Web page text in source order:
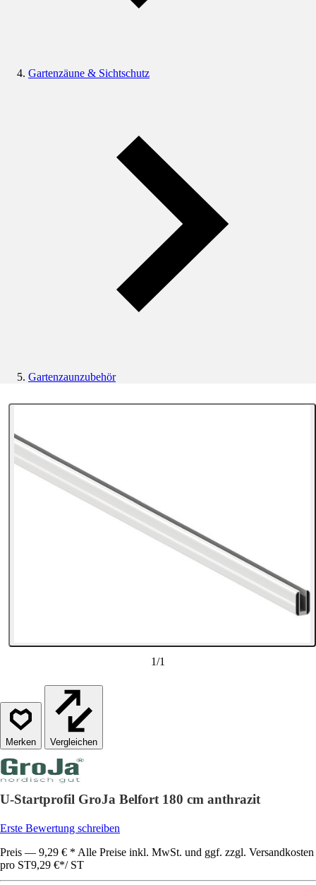
Gartenzäune & Sichtschutz
Gartenzaunzubehör
1/1
Vergleichen
U-Startprofil GroJa Belfort 180 cm anthrazit
Erste Bewertung schreiben
Preis — 9,29 € * Alle Preise inkl. MwSt. und ggf. zzgl. Versandkosten
pro ST9,29 €*/ ST